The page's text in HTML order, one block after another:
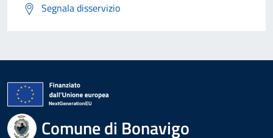
Segnala disservizio
Comune di Bonavigo